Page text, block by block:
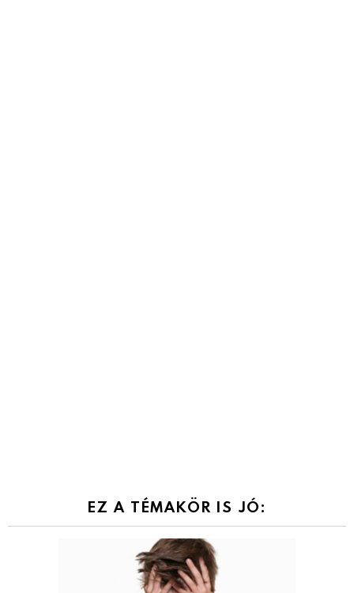
EZ A TÉMAKÖR IS JÓ: